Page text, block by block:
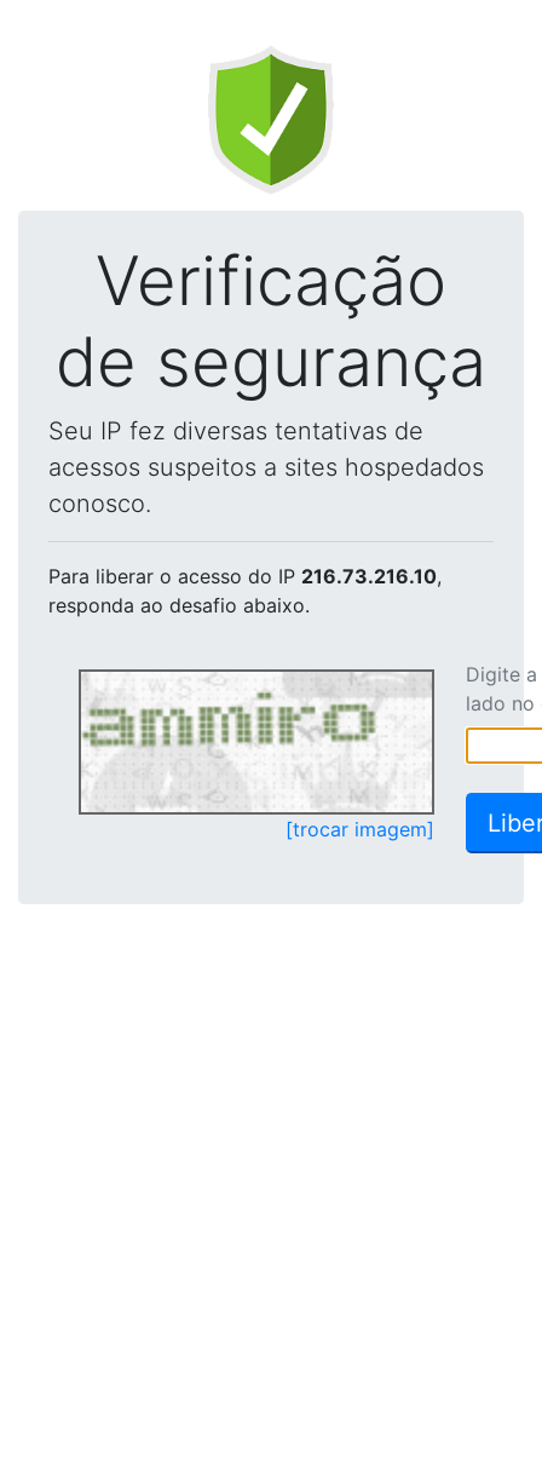
Verificação
de segurança
Seu IP fez diversas tentativas de
acessos suspeitos a sites hospedados
conosco.
Para liberar o acesso do IP 216.73.216.10,
responda ao desafio abaixo.
[trocar imagem]
Digite
lado no